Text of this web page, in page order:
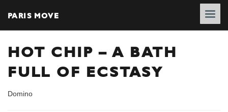
PARIS MOVE
HOT CHIP – A BATH
FULL OF ECSTASY
Domino